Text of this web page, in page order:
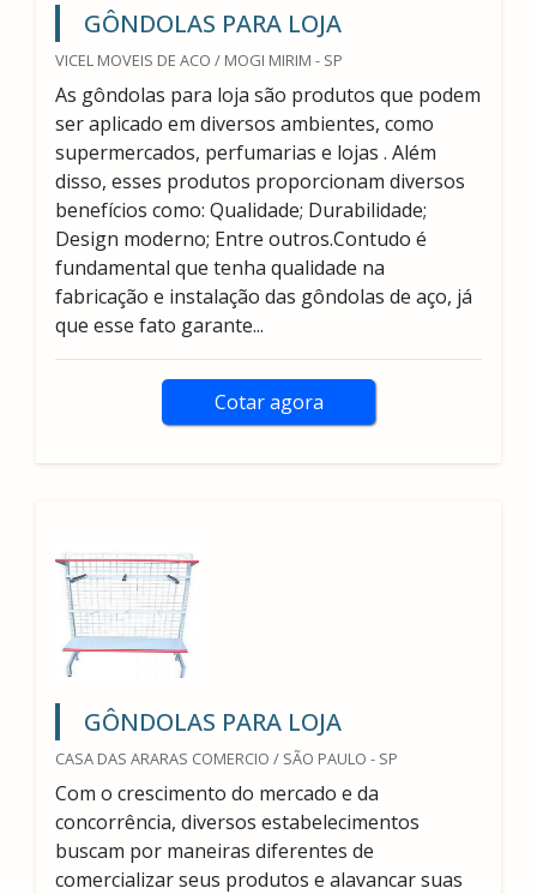
GÔNDOLAS PARA LOJA
VICEL MOVEIS DE ACO / MOGI MIRIM - SP
As gôndolas para loja são produtos que podem
ser aplicado em diversos ambientes, como
supermercados, perfumarias e lojas . Além
disso, esses produtos proporcionam diversos
benefícios como: Qualidade; Durabilidade;
Design moderno; Entre outros.Contudo é
fundamental que tenha qualidade na
fabricação e instalação das gôndolas de aço, já
que esse fato garante...
Cotar agora
GÔNDOLAS PARA LOJA
CASA DAS ARARAS COMERCIO / SÃO PAULO - SP
Com o crescimento do mercado e da
concorrência, diversos estabelecimentos
buscam por maneiras diferentes de
comercializar seus produtos e alavancar suas